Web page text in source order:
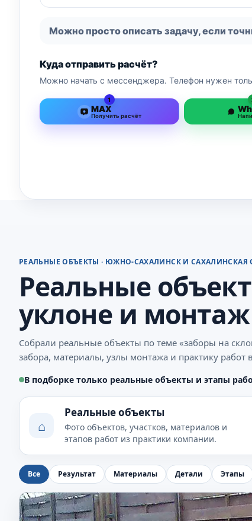
Можно просто описать задачу, если
Куда отправить расчёт?
Можно начать с мессенджера. Телефон нужен
1
MAX
Получить расчёт
РЕАЛЬНЫЕ ОБЪЕКТЫ · ЮЖНО-САХАЛИНСК И САХАЛИНСКАЯ
Реальные
уклоне и
Собрали реальные объекты по теме «заборы на
забора, материалы, узлы монтажа и практику
В подборке только реальные объекты и этапы
⌂
Реальные объекты
Фото объектов, участков, материалов и
этапов работ из практики компании.
Все Результат Материалы Детали Этапы